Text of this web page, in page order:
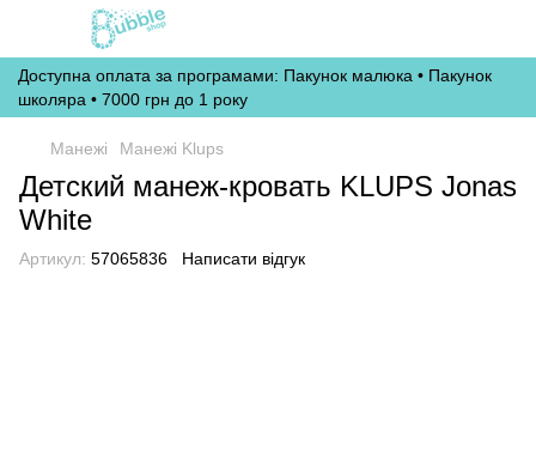
Доступна оплата за програмами: Пакунок малюка • Пакунок
школяра • 7000 грн до 1 року
Манежі Манежі Klups
Детский манеж-кровать KLUPS Jonas
White
Артикул: 57065836 Написати відгук